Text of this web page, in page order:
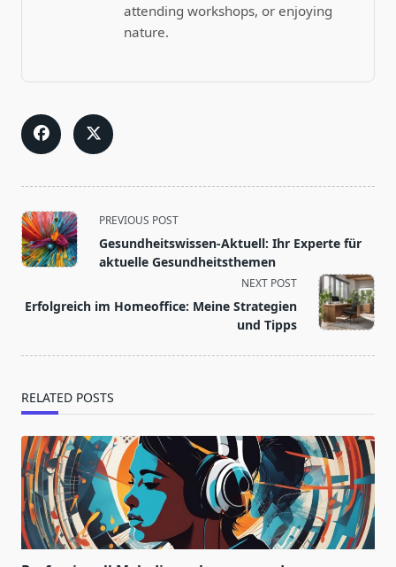
attending workshops, or enjoying
nature.
<span
class="nav-
subtitle
reader-
PREVIOUS POST
Gesundheitswissen-Aktuell: Ihr Experte für
aktuelle Gesundheitsthemen
NEXT POST
Erfolgreich im Homeoffice: Meine Strategien
und Tipps
RELATED POSTS